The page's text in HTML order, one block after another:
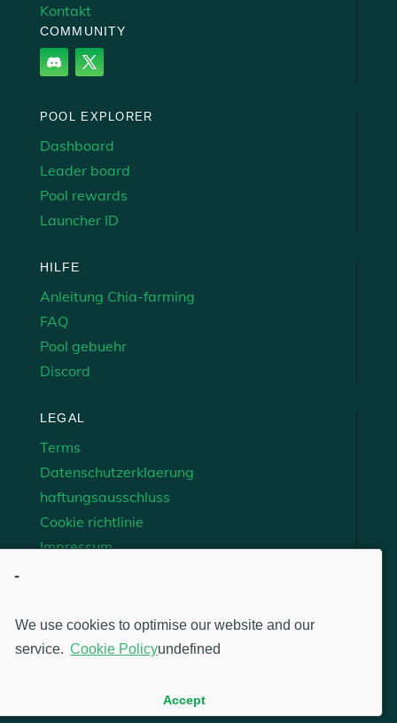
-
We use cookies to optimise our website and our
service. Cookie Policyundefined
Accept
Kontakt
COMMUNITY
POOL EXPLORER
Dashboard
Leader board
Pool rewards
Launcher ID
HILFE
Anleitung Chia-farming
FAQ
Pool gebuehr
Discord
LEGAL
Terms
Datenschutzerklaerung
haftungsausschluss
Cookie richtlinie
Impressum
betrieben - CHIA™ und CHIALISP™ sind globale
Marken von Chia Network, Inc.